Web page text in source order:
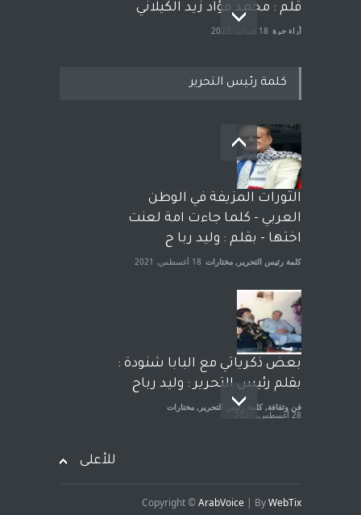
قلم : محمد فؤاد زيد الكيلاني
آراء حرة 18 فبراير، 2023
بعد معارك قضائية طاحنة كتب
وترافع فيها بنفسه مرة اخرى..
الشيخ طارق يوسف يقهر
الحكومة الأمريكية ، فأعطوه
الجنسية عن يد وهم صاغرون،
آراء حرة مختارات 7 أبريل، 2023
كلمة رئيس التحرير
الثورات المزيفة في الوطن
العربي - كلما جاءت امة لعنت
اختها - بقلم : وليد ربا ح
كلمة رئيس التحرير , مختارات 18 أغسطس، 2021
بعض ذكرياتي مع البابا شنودة :
بقلم رئيس التحرير : وليد رباح
فن وثقافة, كلمة رئيس التحرير , مختارات
28 أغسطس، 2021
للأعلى
Copyright ©ArabVoice | ByWebTix